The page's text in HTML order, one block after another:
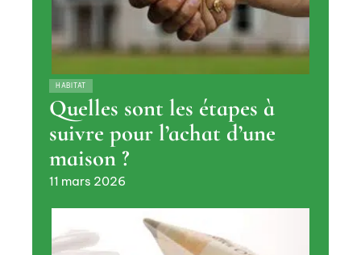
HABITAT
Quelles sont les étapes à
suivre pour l’achat d’une
maison ?
11 mars 2026